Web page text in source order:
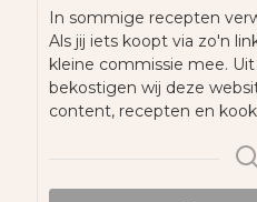
In sommige recepten
Als jij iets koopt via zo'n
kleine commissie mee.
bekostigen wij deze
content, recepten en